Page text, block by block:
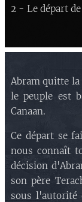
2 - Le départ de
Abram quitte la
le peuple est
Canaan.
Ce départ se
nous connaît
décision
son père
sous l'autorité